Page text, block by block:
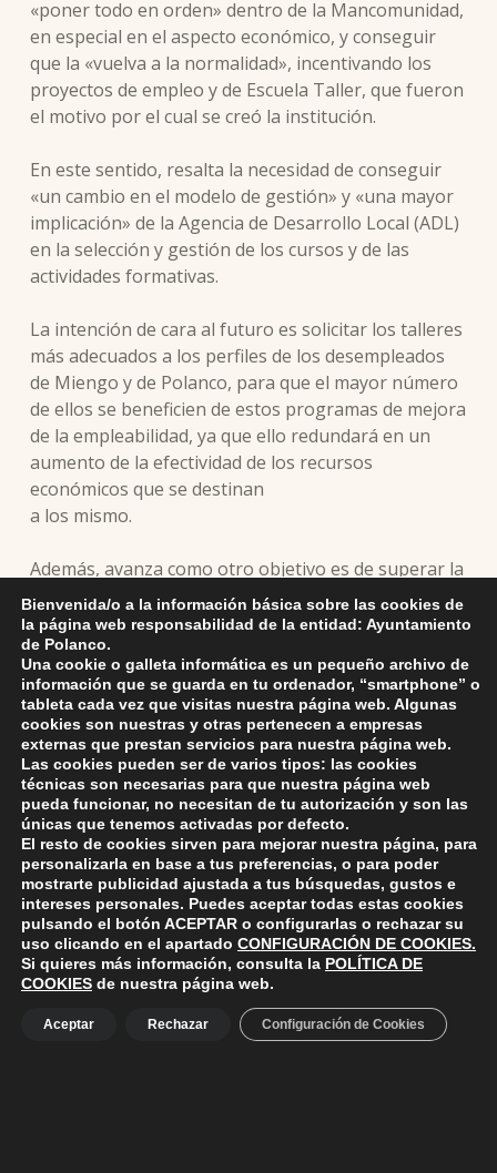
«poner todo en orden» dentro de la Mancomunidad,
en especial en el aspecto económico, y conseguir
que la «vuelva a la normalidad», incentivando los
proyectos de empleo y de Escuela Taller, que fueron
el motivo por el cual se creó la institución.
En este sentido, resalta la necesidad de conseguir
«un cambio en el modelo de gestión» y «una mayor
implicación» de la Agencia de Desarrollo Local (ADL)
en la selección y gestión de los cursos y de las
actividades formativas.
La intención de cara al futuro es solicitar los talleres
más adecuados a los perfiles de los desempleados
de Miengo y de Polanco, para que el mayor número
de ellos se beneficien de estos programas de mejora
de la empleabilidad, ya que ello redundará en un
aumento de la efectividad de los recursos
económicos que se destinan
a los mismo.
Además, avanza como otro objetivo es de superar la
paralización en la gestión que se produjo al final del
anterior mandato y también retomar «la buena
sintonía» entre los representantes políticos de los
dos ayuntamientos «por el buen funcionamiento de
la Mancomunidad».
Skip back to main navigation
ayuntamiento de polanco
AYUNTAMIENTO DE POLANCO
Ayuntamiento de Polanco. La iglesia R-29 39313 Polanco
Bienvenida/o a la información básica sobre las cookies de
la página web responsabilidad de la entidad: Ayuntamiento
de Polanco.
Una cookie o galleta informática es un pequeño archivo de
información que se guarda en tu ordenador, “smartphone” o
tableta cada vez que visitas nuestra página web. Algunas
cookies son nuestras y otras pertenecen a empresas
externas que prestan servicios para nuestra página web.
Las cookies pueden ser de varios tipos: las cookies
técnicas son necesarias para que nuestra página web
pueda funcionar, no necesitan de tu autorización y son las
únicas que tenemos activadas por defecto.
El resto de cookies sirven para mejorar nuestra página, para
personalizarla en base a tus preferencias, o para poder
mostrarte publicidad ajustada a tus búsquedas, gustos e
intereses personales. Puedes aceptar todas estas cookies
pulsando el botón ACEPTAR o configurarlas o rechazar su
uso clicando en el apartado CONFIGURACIÓN DE COOKIES.
Si quieres más información, consulta la POLÍTICA DE
COOKIES de nuestra página web.
Aceptar Rechazar Configuración de Cookies